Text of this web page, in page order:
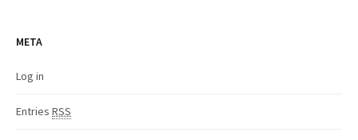
META
Log in
Entries RSS